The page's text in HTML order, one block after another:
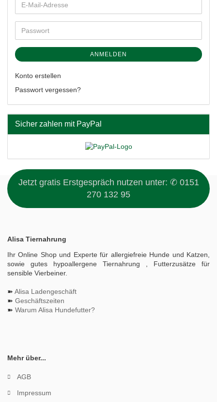
ANMELDEN
Konto erstellen
Passwort vergessen?
Sicher zahlen mit PayPal
Jetzt gratis Erstgespräch nutzen unter: ✆ 0151
270 132 95
Alisa Tiernahrung
Ihr Online Shop und Experte für allergiefreie Hunde und Katzen,
sowie gutes hypoallergene Tiernahrung , Futterzusätze für
sensible Vierbeiner.
➽ Alisa Ladengeschäft
➽ Geschäftszeiten
➽ Warum Alisa Hundefutter?
Mehr über...
AGB
Impressum